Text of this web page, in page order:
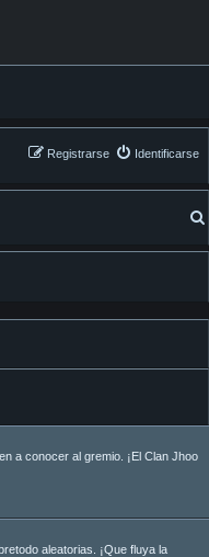
Identificarse
Registrarse
a conocer al gremio. ¡El Clan Jhoo
aleatorias. ¡Que fluya la